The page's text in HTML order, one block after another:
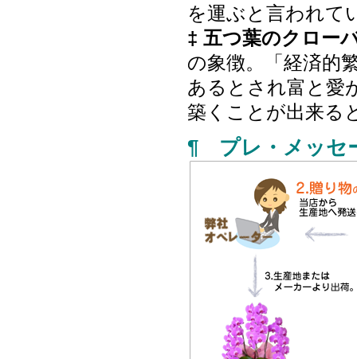
を運ぶと言われて
‡ 五つ葉のクロー
の象徴。「経済的
あるとされ富と愛
築くことが出来る
¶ プレ・メッセ